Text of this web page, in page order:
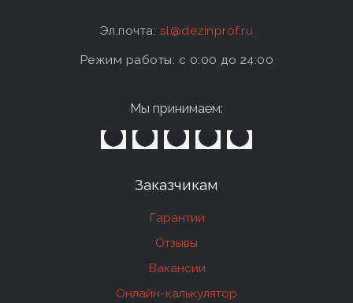
Эл.почта: sl@dezinprof.ru
Режим работы: c 0:00 до 24:00
Мы принимаем:
Заказчикам
Гарантии
Отзывы
Вакансии
Онлайн-калькулятор